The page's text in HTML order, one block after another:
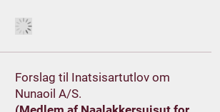
Forslag til Inatsisartutlov om
Nunaoil A/S.